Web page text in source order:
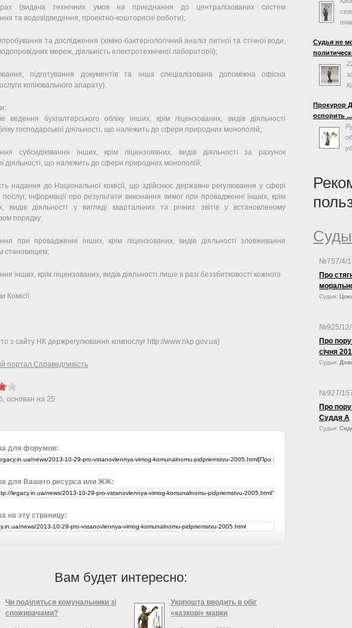
(видача технічних умов на приєднання до централізованих систем
та водовідведення, проектно-кошторисні роботи);
та дослідження (хіміко-бактеріологічний аналіз питної та стічної води,
мереж, діяльність електротехнічної лабораторії);
підготування документів та інша спеціалізована допоміжна офісна
копіювального апарату),
ведення бухгалтерського обліку інших, крім ліцензованих, видів діяльності
господарської діяльності, що належить до сфери природних монополій;
субсидіювання інших, крім ліцензованих, видів діяльності за рахунок
діяльності, що належить до сфери природних монополій;
надання до Національної комісії, що здійснює державне регулювання у сфері
послуг, інформації про результати виконання вимог при провадженні інших, крім
видів діяльності у вигляді квартальних та річних звітів у встановленому
порядку;
при провадженні інших, крім ліцензованих, видів діяльності зловживання
становищем;
інших, крім ліцензованих, видів діяльності лише в разі беззбитковості кожного
Комісії
з сайту НК держрегулювання компослуг http://www.nkp.gov.ua}
портал Справедливість
, основан на 25
для форумов:
для Вашего ресурса или ЖЖ:
на эту страницу:
Вам будет интересно:
Чи поділяться комунальники зі
споживачами?
Укрпошта вводить в обіг
«казкові» марки
заседания
Судья не
власти на
Суда
«одним из
Прокурор
оспорить ...
№757/4/
Про
Судья:
№925/
Про
Судья:
№927/
Про
Суддя А
Судья: